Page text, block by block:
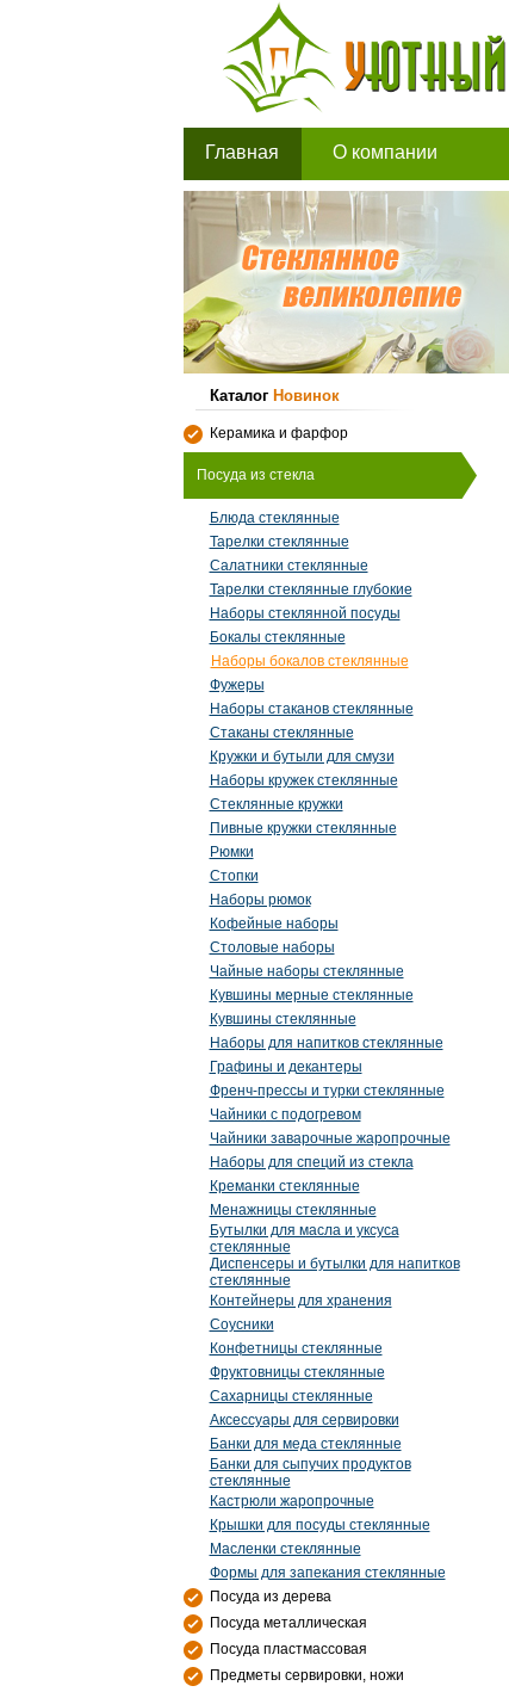
Главная О компании
Каталог Новинок
Керамика и фарфор
Посуда из стекла
Блюда стеклянные
Тарелки стеклянные
Салатники стеклянные
Тарелки стеклянные глубокие
Наборы стеклянной посуды
Бокалы стеклянные
Наборы бокалов стеклянные
Фужеры
Наборы стаканов стеклянные
Стаканы стеклянные
Кружки и бутыли для смузи
Наборы кружек стеклянные
Стеклянные кружки
Пивные кружки стеклянные
Рюмки
Стопки
Наборы рюмок
Кофейные наборы
Столовые наборы
Чайные наборы стеклянные
Кувшины мерные стеклянные
Кувшины стеклянные
Наборы для напитков стеклянные
Графины и декантеры
Френч-прессы и турки стеклянные
Чайники с подогревом
Чайники заварочные жаропрочные
Наборы для специй из стекла
Креманки стеклянные
Менажницы стеклянные
Бутылки для масла и уксуса
стеклянные
Диспенсеры и бутылки для напитков
стеклянные
Контейнеры для хранения
Соусники
Конфетницы стеклянные
Фруктовницы стеклянные
Сахарницы стеклянные
Аксессуары для сервировки
Банки для меда стеклянные
Банки для сыпучих продуктов
стеклянные
Кастрюли жаропрочные
Крышки для посуды стеклянные
Масленки стеклянные
Формы для запекания стеклянные
Посуда из дерева
Посуда металлическая
Посуда пластмассовая
Предметы сервировки, ножи